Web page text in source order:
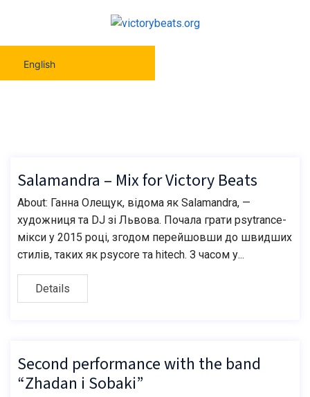
English
Salamandra – Mix for Victory Beats
About: Ганна Олещук, відома як Salamandra, —
художниця та DJ зі Львова. Почала грати psytrance-
мікси у 2015 році, згодом перейшовши до швидших
стилів, таких як psycore та hitech. З часом у...
Details
Second performance with the band
“Zhadan i Sobaki”